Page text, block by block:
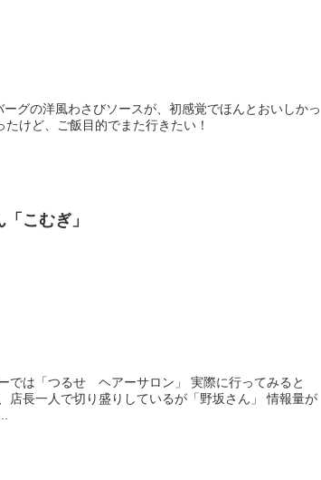
グの洋風わさびソースが、初感覚でほんとおいしかっ
ど、ご飯目的でまた行きたい！
こむぎ」
では「つるせ ヘアーサロン」 実際に行ってみると
店長一人で切り盛りしているが「野坂さん」 情報量が